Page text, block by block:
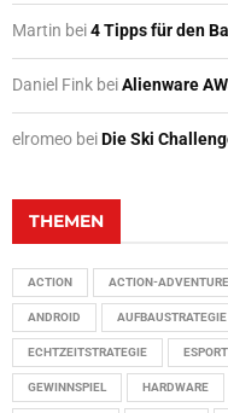
Martin bei4 Tipps für den
Daniel Fink beiAlienware
elromeo beiDie Ski
THEMEN
ACTION ACTION-ADVENTURE
ANDROID AUFBAUSTRATEGIE
ECHTZEITSTRATEGIE ESPORT
GEWINNSPIEL HARDWARE